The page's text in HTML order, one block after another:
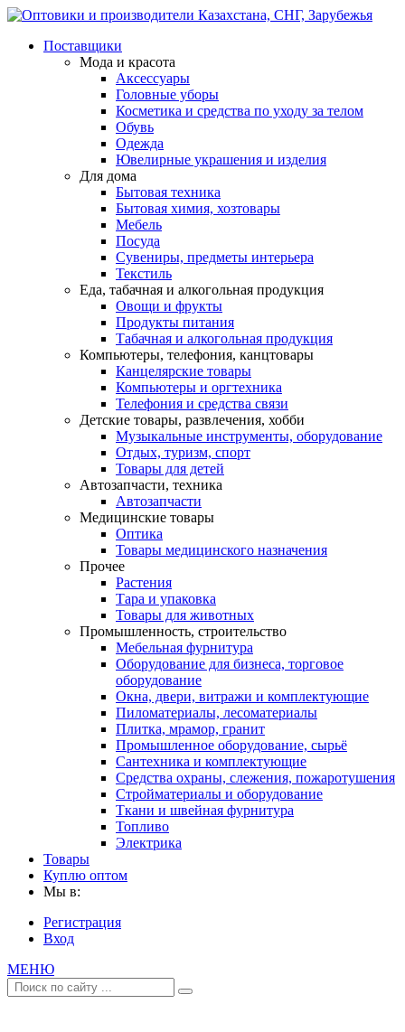
Поставщики
Мода и красота
Аксессуары
Головные уборы
Косметика и средства по уходу за телом
Обувь
Одежда
Ювелирные украшения и изделия
Для дома
Бытовая техника
Бытовая химия, хозтовары
Мебель
Посуда
Сувениры, предметы интерьера
Текстиль
Еда, табачная и алкогольная продукция
Овощи и фрукты
Продукты питания
Табачная и алкогольная продукция
Компьютеры, телефония, канцтовары
Канцелярские товары
Компьютеры и оргтехника
Телефония и средства связи
Детские товары, развлечения, хобби
Музыкальные инструменты, оборудование
Отдых, туризм, спорт
Товары для детей
Автозапчасти, техника
Автозапчасти
Медицинские товары
Оптика
Товары медицинского назначения
Прочее
Растения
Тара и упаковка
Товары для животных
Промышленность, строительство
Мебельная фурнитура
Оборудование для бизнеса, торговое
оборудование
Окна, двери, витражи и комплектующие
Пиломатериалы, лесоматериалы
Плитка, мрамор, гранит
Промышленное оборудование, сырьё
Сантехника и комплектующие
Средства охраны, слежения, пожаротушения
Стройматериалы и оборудование
Ткани и швейная фурнитура
Топливо
Электрика
Товары
Куплю оптом
Мы в:
Регистрация
Вход
МЕНЮ